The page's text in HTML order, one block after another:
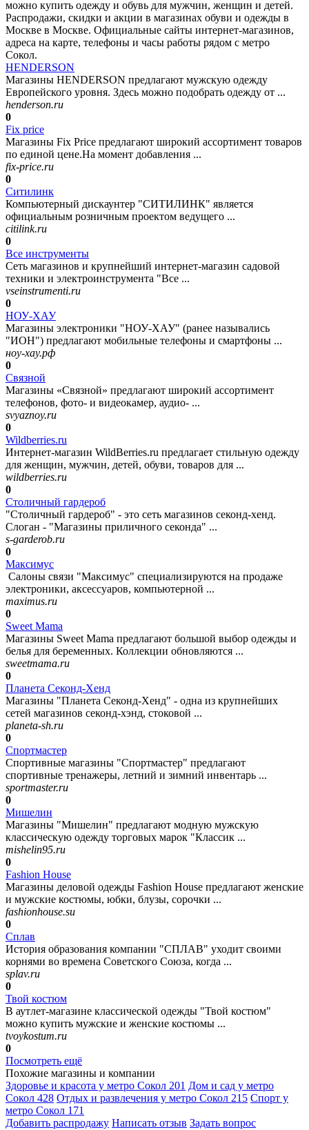
можно купить одежду и обувь для мужчин, женщин и детей.
Распродажи, скидки и акции в магазинах обуви и одежды в
Москве в Москве. Официальные сайты интернет-магазинов,
адреса на карте, телефоны и часы работы рядом с метро
Сокол.
HENDERSON
Магазины HENDERSON предлагают мужскую одежду
Европейского уровня. Здесь можно подобрать одежду от ...
henderson.ru
0
Fix price
Магазины Fix Price предлагают широкий ассортимент товаров
по единой цене.На момент добавления ...
fix-price.ru
0
Ситилинк
Компьютерный дискаунтер "СИТИЛИНК" является
официальным розничным проектом ведущего ...
citilink.ru
0
Все инструменты
Сеть магазинов и крупнейший интернет-магазин садовой
техники и электроинструмента "Все ...
vseinstrumenti.ru
0
НОУ-ХАУ
Магазины электроники "НОУ-ХАУ" (ранее назывались
"ИОН") предлагают мобильные телефоны и смартфоны ...
ноу-хау.рф
0
Связной
Магазины «Связной» предлагают широкий ассортимент
телефонов, фото- и видеокамер, аудио- ...
svyaznoy.ru
0
Wildberries.ru
Интернет-магазин WildBerries.ru предлагает стильную одежду
для женщин, мужчин, детей, обуви, товаров для ...
wildberries.ru
0
Столичный гардероб
"Столичный гардероб" - это сеть магазинов секонд-хенд.
Слоган - "Магазины приличного секонда" ...
s-garderob.ru
0
Максимус
Салоны связи "Максимус" специализируются на продаже
электроники, аксессуаров, компьютерной ...
maximus.ru
0
Sweet Mama
Магазины Sweet Mama предлагают большой выбор одежды и
белья для беременных. Коллекции обновляются ...
sweetmama.ru
0
Планета Секонд-Хенд
Магазины "Планета Секонд-Хенд" - одна из крупнейших
сетей магазинов секонд-хэнд, стоковой ...
planeta-sh.ru
0
Спортмастер
Спортивные магазины "Спортмастер" предлагают
спортивные тренажеры, летний и зимний инвентарь ...
sportmaster.ru
0
Мишелин
Магазины "Мишелин" предлагают модную мужскую
классическую одежду торговых марок "Классик ...
mishelin95.ru
0
Fashion House
Магазины деловой одежды Fashion House предлагают женские
и мужские костюмы, юбки, блузы, сорочки ...
fashionhouse.su
0
Сплав
История образования компании "СПЛАВ" уходит своими
корнями во времена Советского Союза, когда ...
splav.ru
0
Твой костюм
В аутлет-магазине классической одежды "Твой костюм"
можно купить мужские и женские костюмы ...
tvoykostum.ru
0
Посмотреть ещё
Похожие магазины и компании
Здоровье и красота у метро Сокол 201 Дом и сад у метро
Сокол 428 Отдых и развлечения у метро Сокол 215 Спорт у
метро Сокол 171
Добавить раcпродажу Написать отзыв Задать вопрос